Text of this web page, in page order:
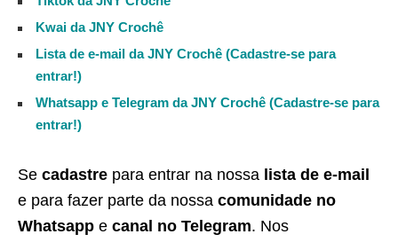
Kwai da JNY Crochê
Lista de e-mail da JNY Crochê (Cadastre-se para
entrar!)
Whatsapp e Telegram da JNY Crochê (Cadastre-se para
entrar!)
Se cadastre para entrar na nossa lista de e-mail
e para fazer parte da nossa comunidade no
Whatsapp e canal no Telegram. Nos